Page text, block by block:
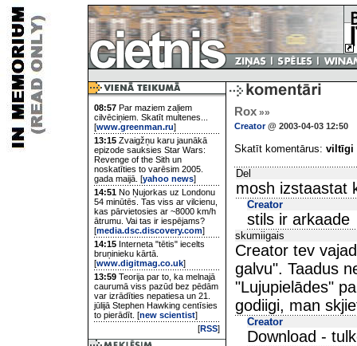
08:57 Par maziem zaļiem
cilvēciņiem. Skatīt multenes...
[www.greenman.ru]
13:15 Zvaigžņu karu jaunākā
epizode sauksies Star Wars:
Revenge of the Sith un
noskatīties to varēsim 2005.
gada maijā. [yahoo news]
14:51 No Ņujorkas uz Londonu
54 minūtēs. Tas viss ar vilcienu,
kas pārvietosies ar ~8000 km/h
ātrumu. Vai tas ir iespējams?
[media.dsc.discovery.com]
14:15 Interneta "tētis" iecelts
bruņinieku kārtā.
[www.digitmag.co.uk]
13:59 Teorija par to, ka melnajā
caurumā viss pazūd bez pēdām
var izrādīties nepatiesa un 21.
jūlijā Stephen Hawking centīsies
to pierādīt. [new scientist]
[RSS]
Rox »»
Creator@ 2003-04-03 12:50
Skatīt komentārus: viltīgi
Del
mosh izstaastat
Creator
stils ir arkaade
skumiigais
Creator tev
galvu". Taadus
"Lujupielādes"
godiigi, man
Creator
Download -